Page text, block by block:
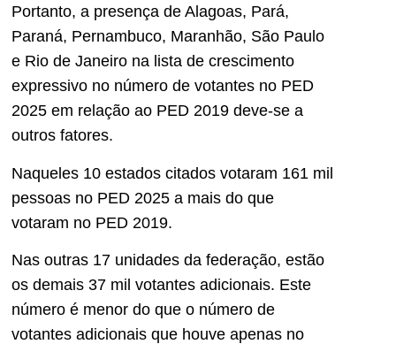
Portanto, a presença de Alagoas, Pará,
Paraná, Pernambuco, Maranhão, São Paulo
e Rio de Janeiro na lista de crescimento
expressivo no número de votantes no PED
2025 em relação ao PED 2019 deve-se a
outros fatores.
Naqueles 10 estados citados votaram 161 mil
pessoas no PED 2025 a mais do que
votaram no PED 2019.
Nas outras 17 unidades da federação, estão
os demais 37 mil votantes adicionais. Este
número é menor do que o número de
votantes adicionais que houve apenas no